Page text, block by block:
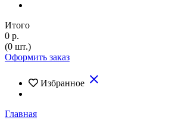
Итого
0 р.
(0 шт.)
Оформить заказ
Избранное close
Главная